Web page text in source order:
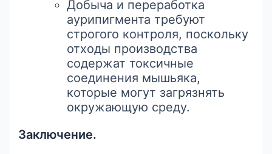
Добыча и переработка
аурипигмента требуют
строгого контроля, поскольку
отходы производства
содержат токсичные
соединения мышьяка,
которые могут загрязнять
окружающую среду.
Заключение.